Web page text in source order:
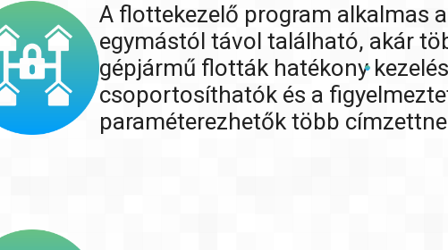
A flottekezelő program alkalmas
egymástól távol található, akár
gépjármű flották hatékony
csoportosíthatók és a
paraméterezhetők több